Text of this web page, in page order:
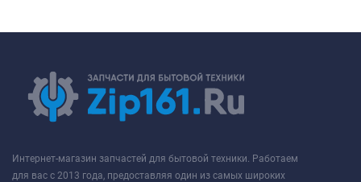
Интернет-магазин запчастей для бытовой техники. Работаем
для вас с 2013 года, предоставляя один из самых широких